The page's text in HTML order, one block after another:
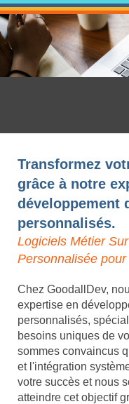
Transformez
grâce à notre
développement
personnalisés.
Logiciels Métier
Personnalisée
Chez GoodallDev,
expertise en
personnalisés,
besoins uniques de
sommes convaincus
et l'intégration
votre succès et nous
atteindre cet objectif